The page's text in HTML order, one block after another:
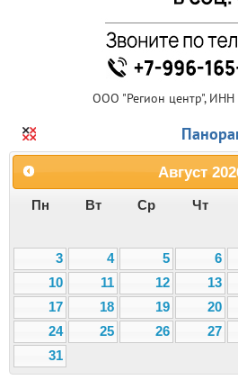
ООО "Регион центр",
Август
Пн Вт Ср Чт
3
4 5 6
10
11 12 13
17
18 19 20
24
25 26 27
31